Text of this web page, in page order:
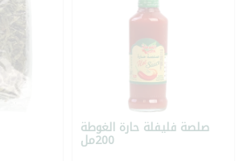
صلصة فليفلة حارة الغوطة
200مل